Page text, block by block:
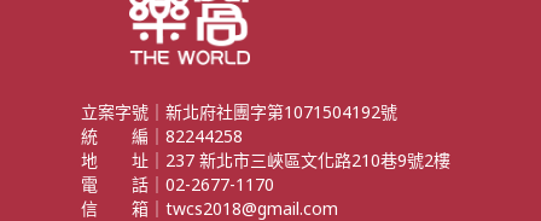
立案字號｜新北府社團字第1071504192號
統 編｜82244258
地 址｜237 新北市三峽區文化路210巷9號2樓
電 話｜02-2677-1170
信 箱｜twcs2018@gmail.com